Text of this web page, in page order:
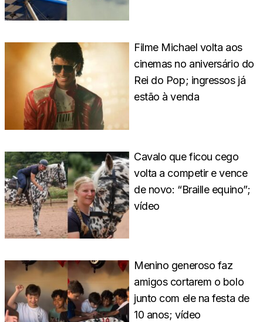
Filme Michael volta aos
cinemas no aniversário do
Rei do Pop; ingressos já
estão à venda
Cavalo que ficou cego
volta a competir e vence
de novo: “Braille equino”;
vídeo
Menino generoso faz
amigos cortarem o bolo
junto com ele na festa de
10 anos; vídeo